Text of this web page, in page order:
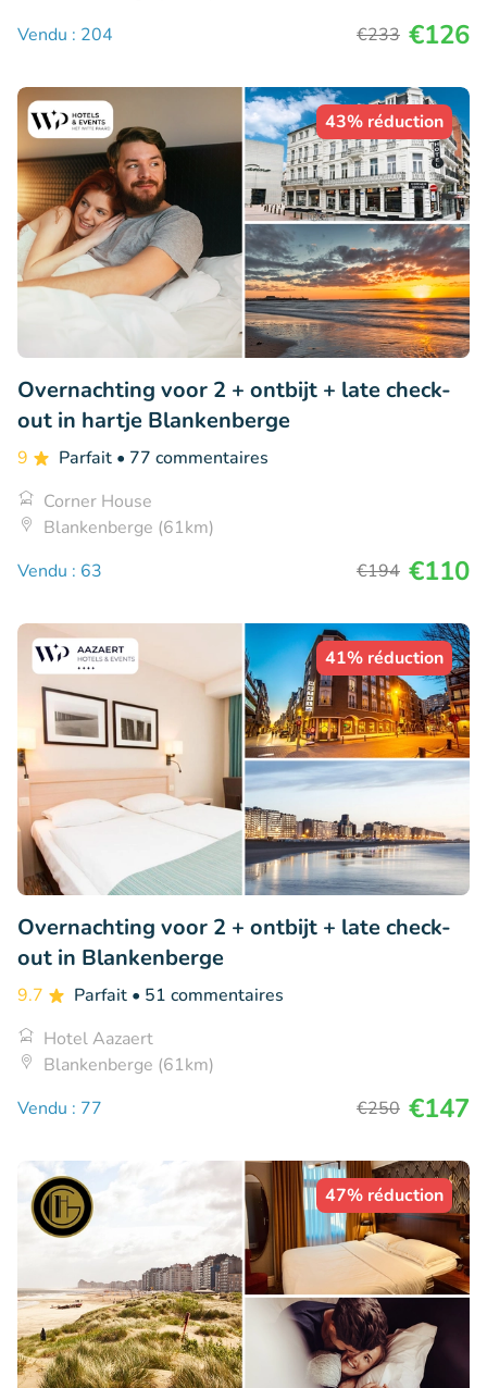
Vendu : 204
€233 €126
43% réduction
Overnachting voor 2 + ontbijt + late check-
out in hartje Blankenberge
9 Parfait • 77 commentaires
Corner House
Blankenberge (61km)
Vendu : 63
€194 €110
41% réduction
Overnachting voor 2 + ontbijt + late check-
out in Blankenberge
9.7 Parfait • 51 commentaires
Hotel Aazaert
Blankenberge (61km)
Vendu : 77
€250 €147
47% réduction